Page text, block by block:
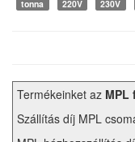
tonna
220V 230V
Termékeinket az MPL
Szállítás díj MPL